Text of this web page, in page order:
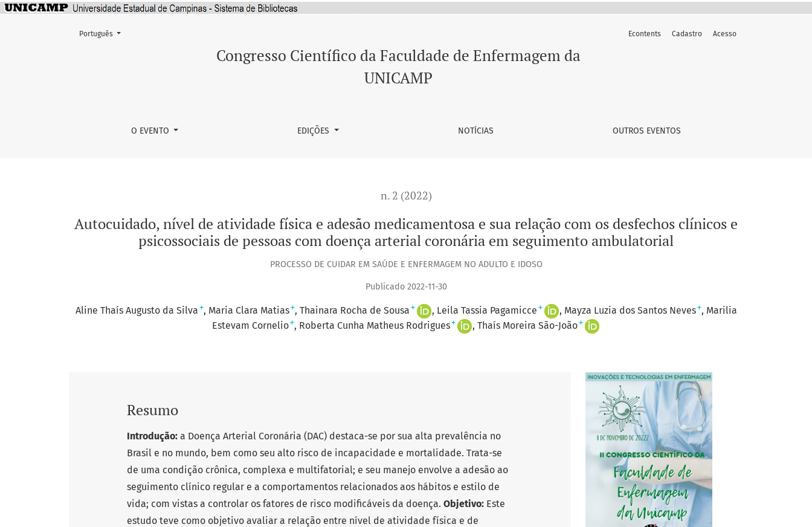
Autocuidado, nível de atividade física e adesão medicamentosa e sua relação com os desfechos clínicos e psicossociais de pessoas com doença arterial coronária
Congresso Científico da Faculdade de Enfermagem da
UNICAMP
O EVENTO EDIÇÕES NOTÍCIAS OUTROS EVENTOS
Econtents Cadastro Acesso
Mudar o idioma. O atual é:
Português
n. 2 (2022)
Autocuidado, nível de atividade física e adesão medicamentosa e sua relação com os desfechos clínicos e
psicossociais de pessoas com doença arterial coronária em seguimento ambulatorial
PROCESSO DE CUIDAR EM SAÚDE E ENFERMAGEM NO ADULTO E IDOSO
Publicado 2022-11-30
Aline Thaís Augusto da Silva + Maria Clara Matias+ Thainara Rocha de Sousa + Leila Tassia Pagamicce + Mayza Luzia dos Santos Neves+
Marilia
Estevam Cornelio+ Roberta Cunha Matheus Rodrigues+ Thaís Moreira São-João+
Resumo
Introdução: a Doença Arterial Coronária (DAC) destaca-se por sua alta prevalência no
Brasil e no mundo, bem como seu alto risco de incapacidade e mortalidade. Trata-se
de uma condição crônica, complexa e multifatorial; e seu manejo envolve a adesão ao
seguimento clínico regular e a comportamentos relacionados aos hábitos e estilo de
vida; com vistas a controlar os fatores de risco modificáveis da doença. Objetivo: Este
estudo teve como objetivo avaliar a relação entre nível de atividade física e de